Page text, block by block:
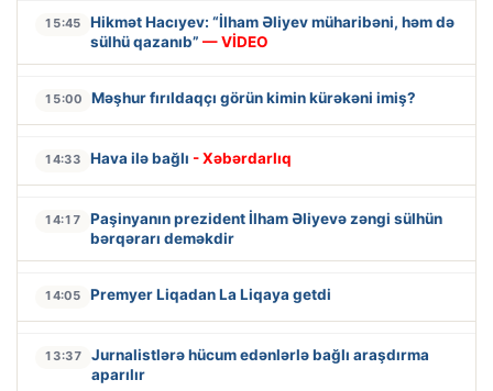
15:45
Hikmət Hacıyev: “İlham Əliyev müharibəni, həm də
sülhü qazanıb” — VİDEO
15:00 Məşhur fırıldaqçı görün kimin kürəkəni imiş?
14:33 Hava ilə bağlı - Xəbərdarlıq
14:17
Paşinyanın prezident İlham Əliyevə zəngi sülhün
bərqərarı deməkdir
14:05 Premyer Liqadan La Liqaya getdi
13:37
Jurnalistlərə hücum edənlərlə bağlı araşdırma
aparılır